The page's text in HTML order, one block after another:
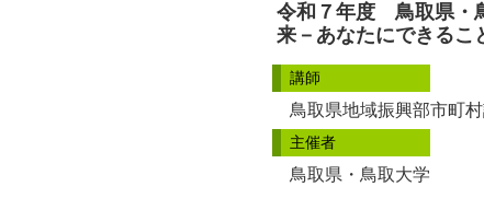
令和７年度 鳥取県・
来－あなたにできるこ
講師
鳥取県地域振興部市町
主催者
鳥取県・鳥取大学